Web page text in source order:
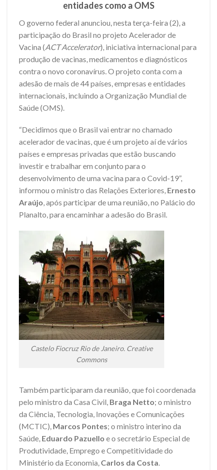
entidades como a OMS
O governo federal anunciou, nesta terça-feira (2), a
participação do Brasil no projeto Acelerador de
Vacina (ACT Accelerator), iniciativa internacional para
produção de vacinas, medicamentos e diagnósticos
contra o novo coronavírus. O projeto conta com a
adesão de mais de 44 países, empresas e entidades
internacionais, incluindo a Organização Mundial de
Saúde (OMS).
“Decidimos que o Brasil vai entrar no chamado
acelerador de vacinas, que é um projeto aí de vários
países e empresas privadas que estão buscando
investir e trabalhar em conjunto para o
desenvolvimento de uma vacina para o Covid-19”,
informou o ministro das Relações Exteriores, Ernesto
Araújo, após participar de uma reunião, no Palácio do
Planalto, para encaminhar a adesão do Brasil.
Castelo Fiocruz Rio de Janeiro. Creative
Commons
Também participaram da reunião, que foi coordenada
pelo ministro da Casa Civil, Braga Netto; o ministro
da Ciência, Tecnologia, Inovações e Comunicações
(MCTIC), Marcos Pontes; o ministro interino da
Saúde, Eduardo Pazuello e o secretário Especial de
Produtividade, Emprego e Competitividade do
Ministério da Economia, Carlos da Costa